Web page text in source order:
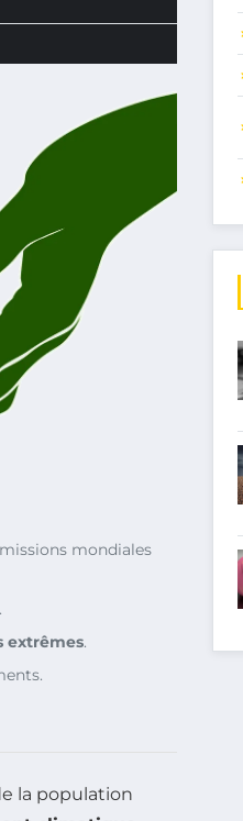
mondiales
.
extrêmes.
la population